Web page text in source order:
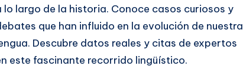
lo largo de la historia. Conoce casos curiosos y
que han influido en la evolución de nuestra
Descubre datos reales y citas de expertos
este fascinante recorrido lingüístico.